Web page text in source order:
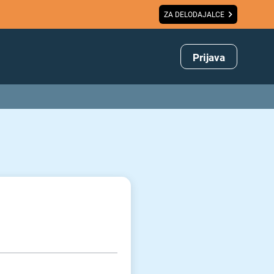
ZA DELODAJALCE
Prijava